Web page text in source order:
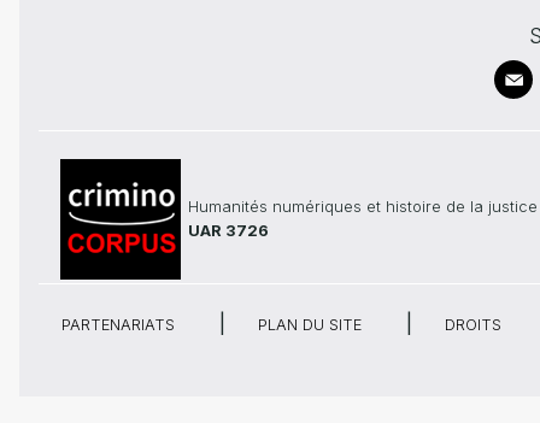
Humanités numériques et histoire de la justice
UAR 3726
PARTENARIATS PLAN DU SITE DROITS